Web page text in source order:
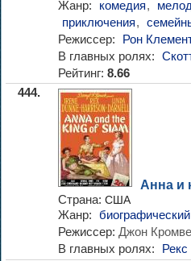
Жанр: комедия,
приключения,
Режиссер:
Рон
В главных ролях:
Рейтинг: 8.66
444.
Анна и
Страна: США
Жанр: биографический
Режиссер: Джон
В главных ролях: